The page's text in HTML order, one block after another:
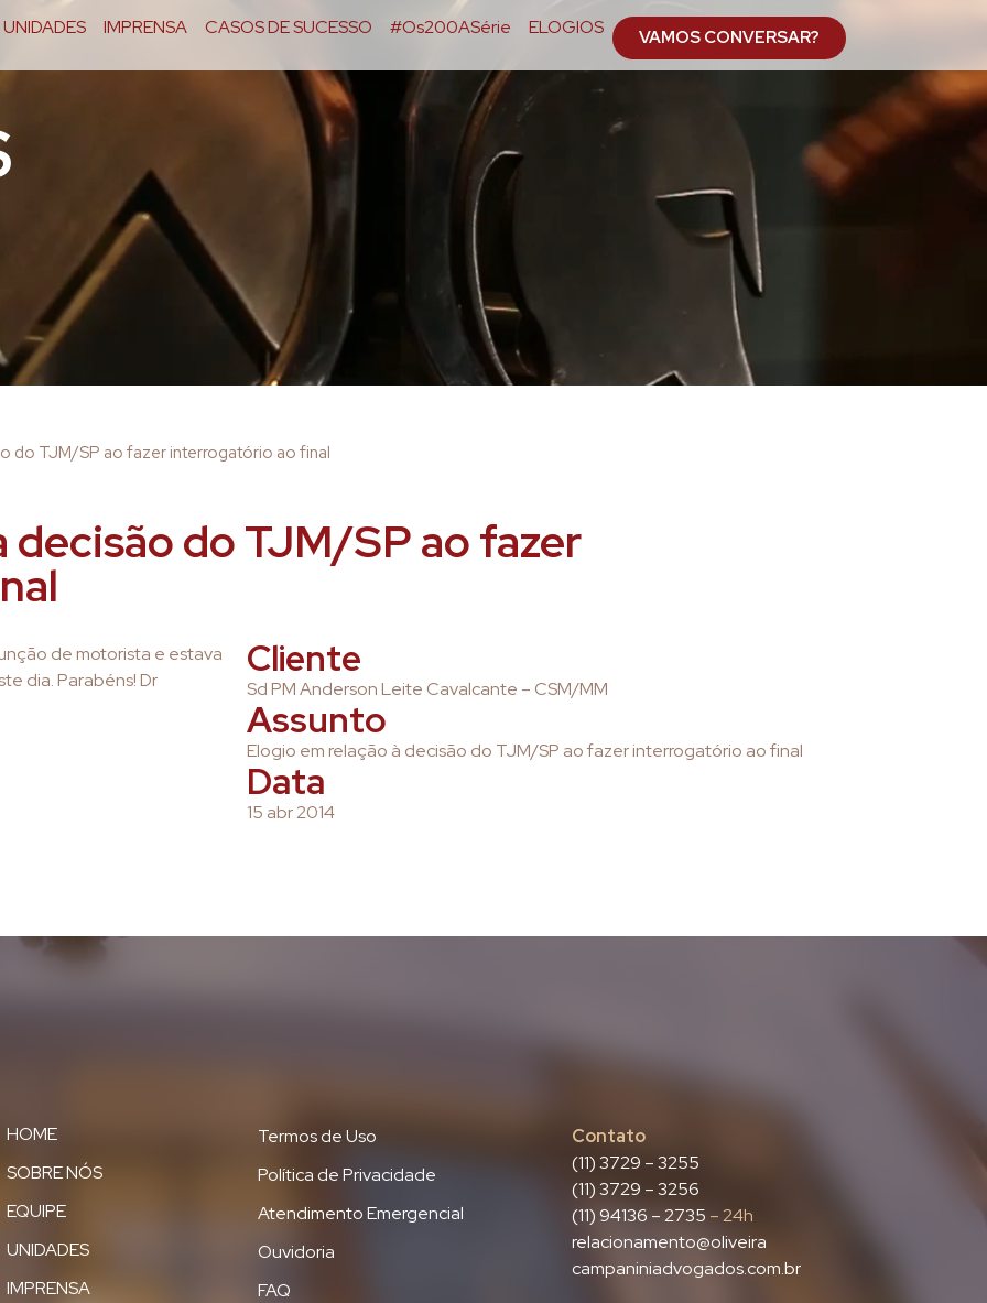
UNIDADES IMPRENSA CASOS DE SUCESSO #Os200ASérie ELOGIOS VAMOS CONVERSAR?
do TJM/SP ao fazer interrogatório ao final
decisão do TJM/SP ao fazer
de motorista e estava
dia. Parabéns! Dr
Cliente
Sd PM Anderson Leite Cavalcante – CSM/MM
Assunto
Elogio em relação à decisão do TJM/SP ao fazer interrogatório ao final
Data
15 abr 2014
HOME
SOBRE NÓS
EQUIPE
UNIDADES
IMPRENSA
Termos de Uso
Política de Privacidade
Atendimento Emergencial
Ouvidoria
FAQ
Contato
(11) 3729 – 3255
(11) 3729 – 3256
(11) 94136 – 2735 – 24h
relacionamento@oliveira
campaniniadvogados.com.br